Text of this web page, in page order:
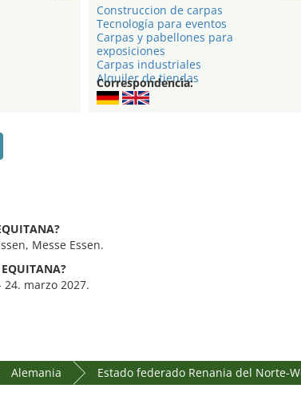
Construccion de carpas
Tecnología para eventos
Carpas y pabellones para
exposiciones
Carpas industriales
Alquiler de tiendas
Correspondencia:
Messe Essen.
24. marzo 2027.
Alemania Estado federado Renania del Norte-